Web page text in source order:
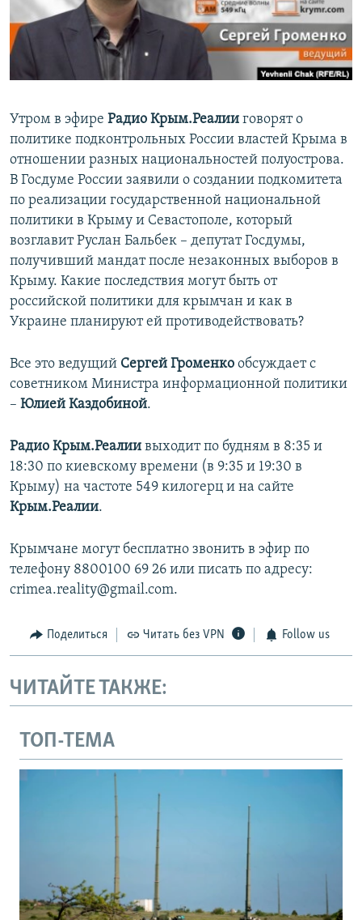
ПОБЕДИТЕЛЕЙ НЕ СУДЯТ?
КРЫМ.НЕПОКОРЕННЫЙ
ПРИСОЕДИНЯЙТЕСЬ!
Все сайты RFE/RL
Утром в эфире Радио Крым.Реалии говорят о
политике подконтрольных России властей Крыма в
отношении разных национальностей полуострова.
В Госдуме России заявили о создании подкомитета
по реализации государственной национальной
политики в Крыму и Севастополе, который
возглавит Руслан Бальбек – депутат Госдумы,
получивший мандат после незаконных выборов в
Крыму. Какие последствия могут быть от
российской политики для крымчан и как в
Украине планируют ей противодействовать?
Все это ведущий Сергей Громенко обсуждает с
советником Министра информационной политики
– Юлией Каздобиной.
Радио Крым.Реалии выходит по будням в 8:35 и
18:30 по киевскому времени (в 9:35 и 19:30 в
Крыму) на частоте 549 килогерц и на сайте
Крым.Реалии.
Крымчане могут бесплатно звонить в эфир по
телефону 8800100 69 26 или писать по адресу:
crimea.reality@gmail.com.
Поделиться Читать без VPN Follow us
ЧИТАЙТЕ ТАКЖЕ:
ТОП-ТЕМА